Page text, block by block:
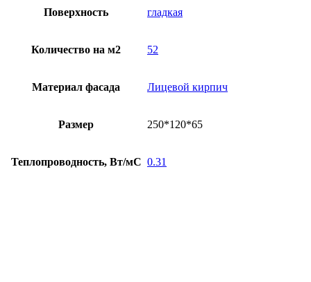
Поверхность гладкая
Количество на м2 52
Материал фасада Лицевой кирпич
Размер 250*120*65
Теплопроводность, Вт/мС 0.31